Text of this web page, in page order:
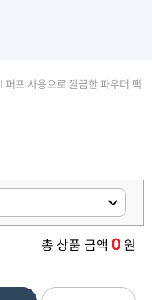
퍼프 사용으로 깔끔한 파우더 팩
총 상품 금액 0원